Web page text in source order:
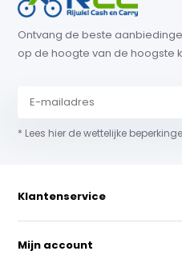
Ontvang de beste
op de hoogte van de hoogste
* Lees hier de wettelijke
Klantenservice
Mijn account